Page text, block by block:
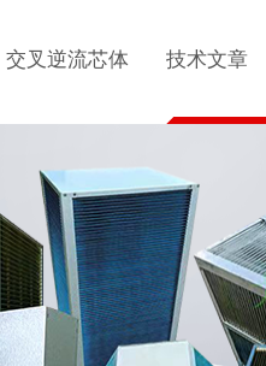
交叉逆流芯体 技术文章